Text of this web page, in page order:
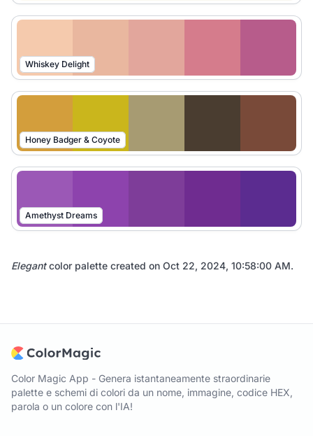
Whiskey Delight
Honey Badger & Coyote
Amethyst Dreams
Elegantcolor palette created on Oct 22, 2024, 10:58:00 AM.
Color Magic App - Genera istantaneamente straordinarie
palette e schemi di colori da un nome, immagine, codice HEX,
parola o un colore con l'IA!